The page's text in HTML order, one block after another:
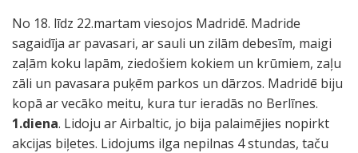
No 18. līdz 22.martam viesojos Madridē. Madride
sagaidīja ar pavasari, ar sauli un zilām debesīm, maigi
zaļām koku lapām, ziedošiem kokiem un krūmiem, zaļu
zāli un pavasara puķēm parkos un dārzos. Madridē biju
kopā ar vecāko meitu, kura tur ieradās no Berlīnes.
1.diena. Lidoju ar Airbaltic, jo bija palaimējies nopirkt
akcijas biļetes. Lidojums ilga nepilnas 4 stundas, taču